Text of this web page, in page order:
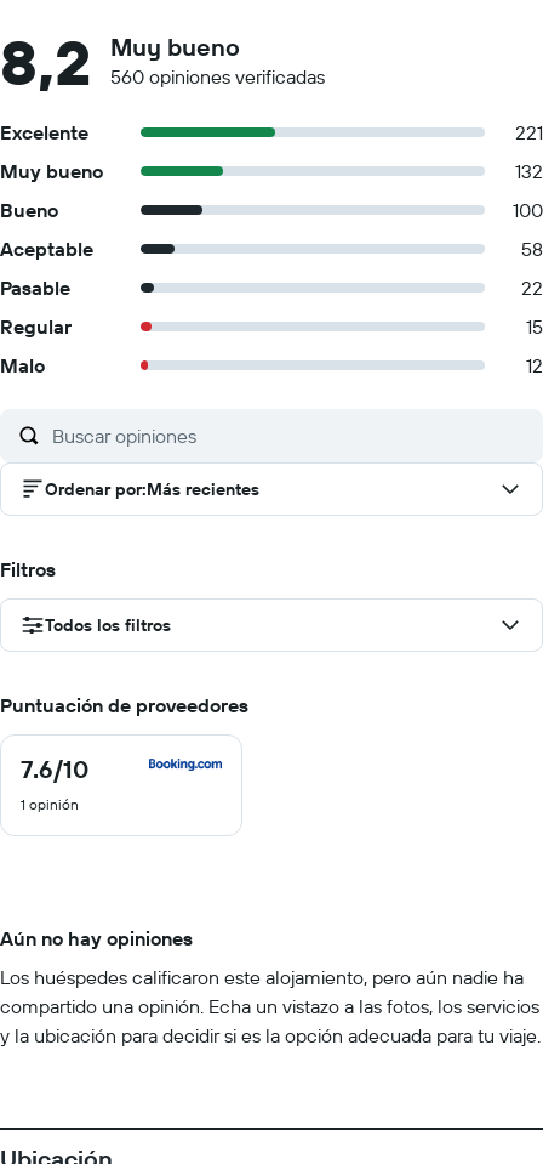
8,2 Muy bueno
560 opiniones verificadas
Excelente
221
Muy bueno
132
Bueno
100
Aceptable
58
Pasable
22
Regular
15
Malo
12
Ordenar por:Más recientes
Filtros
Todos los filtros
Puntuación de proveedores
7.6/10
7.6
10
1 opinión
Aún no hay opiniones
Los huéspedes calificaron este alojamiento, pero aún nadie ha
compartido una opinión. Echa un vistazo a las fotos, los servicios
y la ubicación para decidir si es la opción adecuada para tu viaje.